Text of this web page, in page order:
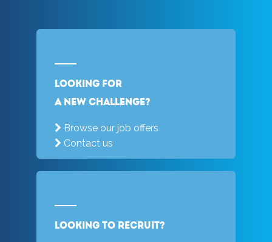
Looking for
a new challenge?
Browse our job offers
Contact us
Looking to recruit?